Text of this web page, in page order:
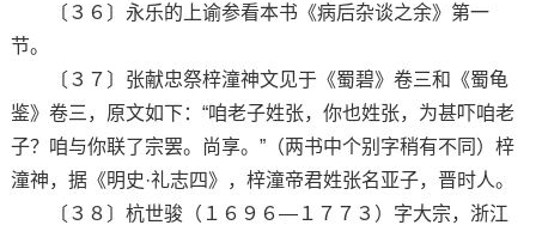
〔３６〕永乐的上谕参看本书《病后杂谈之余》第一
节。
〔３７〕张献忠祭梓潼神文见于《蜀碧》卷三和《蜀龟
鉴》卷三，原文如下：“咱老子姓张，你也姓张，为甚吓咱老
子？咱与你联了宗罢。尚享。”（两书中个别字稍有不同）梓
潼神，据《明史·礼志四》，梓潼帝君姓张名亚子，晋时人。
〔３８〕杭世骏（１６９６—１７７３）字大宗，浙江